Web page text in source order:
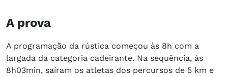
A prova
A programação da rústica começou às 8h com a
largada da categoria cadeirante. Na sequência, às
8h03min, saíram os atletas dos percursos de 5 km e